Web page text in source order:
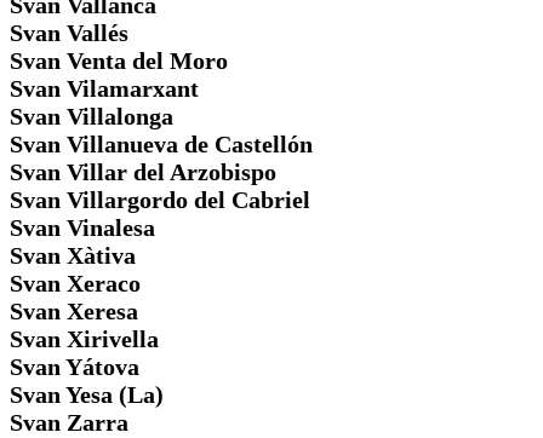
Svan Vallés
Svan Venta del Moro
Svan Vilamarxant
Svan Villalonga
Svan Villanueva de Castellón
Svan Villar del Arzobispo
Svan Villargordo del Cabriel
Svan Vinalesa
Svan Xàtiva
Svan Xeraco
Svan Xeresa
Svan Xirivella
Svan Yátova
Svan Yesa (La)
Svan Zarra